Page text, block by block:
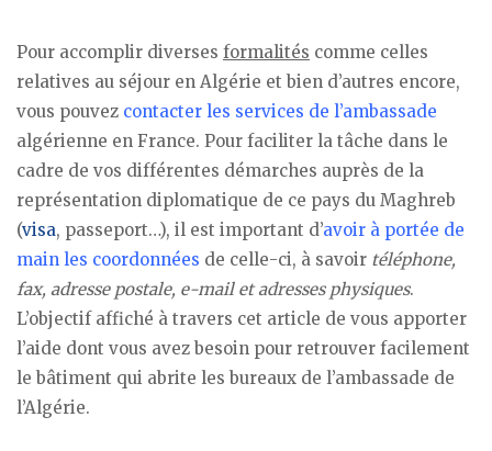
Pour accomplir diverses formalités comme celles
relatives au séjour en Algérie et bien d’autres encore,
vous pouvez contacter les services de l’ambassade
algérienne en France. Pour faciliter la tâche dans le
cadre de vos différentes démarches auprès de la
représentation diplomatique de ce pays du Maghreb
(visa, passeport…), il est important d’avoir à portée de
main les coordonnées de celle-ci, à savoir téléphone,
fax, adresse postale, e-mail et adresses physiques.
L’objectif affiché à travers cet article de vous apporter
l’aide dont vous avez besoin pour retrouver facilement
le bâtiment qui abrite les bureaux de l’ambassade de
l’Algérie.